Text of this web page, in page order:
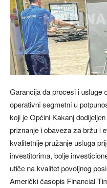
Garancija da procesi i usluge
operativni segmetni u
koji je Općini Kakanj
priznanje i obaveza za bržu i
kvalitetnije pružanje usluga
investitorima, bolje
utiče na kvalitet povoljnog
Američki časopis Financial